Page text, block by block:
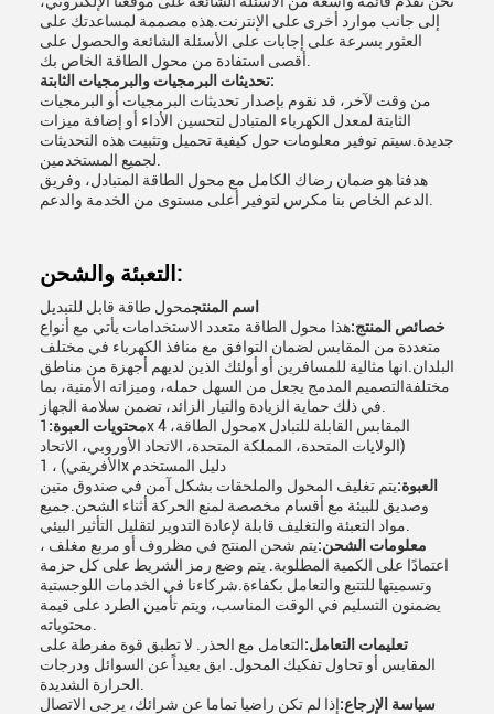
إلى جانب موارد أخرى على الإنترنت.هذه مصممة لمساعدتك على
العثور بسرعة على إجابات على الأسئلة الشائعة والحصول على
تحديثات البرمجيات والبرمجيات الثابتة:
من وقت لآخر، قد نقوم بإصدار تحديثات البرمجيات أو البرمجيات
الثابتة لمعدل الكهرباء المتبادل لتحسين الأداء أو إضافة ميزات
جديدة.سيتم توفير معلومات حول كيفية تحميل وتثبيت هذه التحديثات
هدفنا هو ضمان رضاك الكامل مع محول الطاقة المتبادل، وفريق
التعبئة والشحن:
اسم المنتجمحول طاقة قابل للتبديل
خصائص المنتج:هذا محول الطاقة متعدد الاستخدامات يأتي مع أنواع
متعددة من المقابس لضمان التوافق مع منافذ الكهرباء في مختلف
البلدان.انها مثالية للمسافرين أو أولئك الذين لديهم أجهزة من مناطق
مختلفةالتصميم المدمج يجعل من السهل حمله، وميزاته الأمنية، بما
محتويات العبوة: 1x محول الطاقة، 4x المقابس القابلة للتبادل
(الولايات المتحدة، المملكة المتحدة، الاتحاد الأوروبي، الاتحاد
الأفريقي) ، 1x دليل المستخدم
العبوة:يتم تغليف المحول والملحقات بشكل آمن في صندوق متين
وصديق للبيئة مع أقسام مخصصة لمنع الحركة أثناء الشحن.جميع
معلومات الشحن:يتم شحن المنتج في مظروف أو مربع مغلف ،
اعتمادًا على الكمية المطلوبة. يتم وضع رمز الشريط على كل حزمة
وتسميتها للتتبع والتعامل بكفاءة.شركاءنا في الخدمات اللوجستية
يضمنون التسليم في الوقت المناسب، ويتم تأمين الطرد على قيمة
تعليمات التعامل:التعامل مع الحذر. لا تطبق قوة مفرطة على
المقابس أو تحاول تفكيك المحول. ابق بعيداً عن السوائل ودرجات
سياسة الإرجاع:إذا لم تكن راضيا تماما عن شرائك، يرجى الاتصال